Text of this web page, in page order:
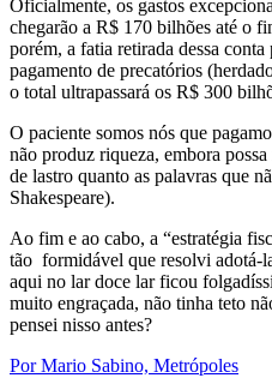
Oficialmente, os gastos
chegarão a R$ 170 bilhões até o
porém, a fatia retirada dessa
pagamento de precatórios
o total ultrapassará os R$ 300
O paciente somos nós que
não produz riqueza, embora
de lastro quanto as palavras que
Shakespeare).
Ao fim e ao cabo, a “estratégia
tão formidável que resolvi adotá-
aqui no lar doce lar ficou
muito engraçada, não tinha teto
pensei nisso antes?
Por Mario Sabino, Metrópoles